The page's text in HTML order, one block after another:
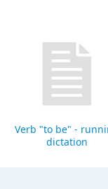
Verb "to be" -
dictation